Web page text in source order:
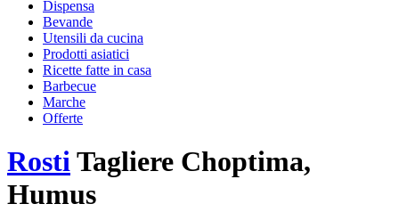
Dispensa
Bevande
Utensili da cucina
Prodotti asiatici
Ricette fatte in casa
Barbecue
Marche
Offerte
RostiTagliere Choptima,
Humus